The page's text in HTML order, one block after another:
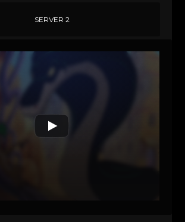
SERVER 2